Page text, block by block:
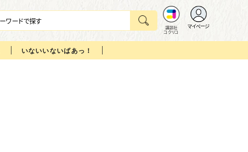
講談社
コクリコ
マイページ
いないいないばあっ！